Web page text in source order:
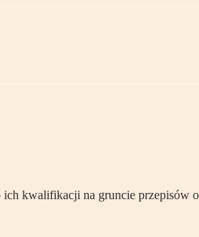
kwalifikacji na gruncie przepisów